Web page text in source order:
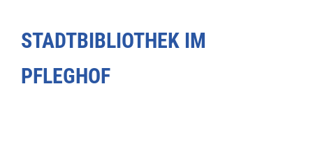
STADTBIBLIOTHEK IM
PFLEGHOF